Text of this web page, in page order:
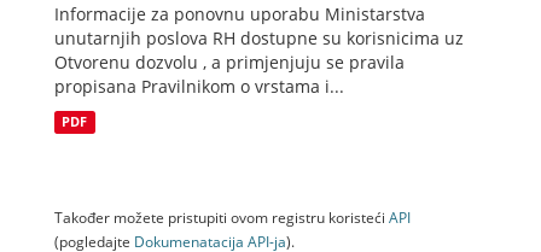
Informacije za ponovnu uporabu Ministarstva
unutarnjih poslova RH dostupne su korisnicima uz
Otvorenu dozvolu , a primjenjuju se pravila
propisana Pravilnikom o vrstama i...
PDF
Također možete pristupiti ovom registru koristeći API
(pogledajte Dokumenаtаcijа API-jа).